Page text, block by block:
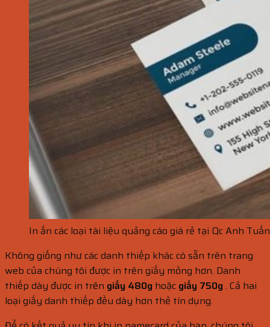
In ấn các loại tài liệu quảng cáo giá rẻ tại Qc Anh Tuấn
Không giống như các danh thiếp khác có sẵn trên trang
web của chúng tôi được in trên giấy mỏng hơn. Danh
thiếp dày được in trên giấy 480g hoặc giấy 750g. Cả hai
loại giấy danh thiếp đều dày hơn thẻ tín dụng.